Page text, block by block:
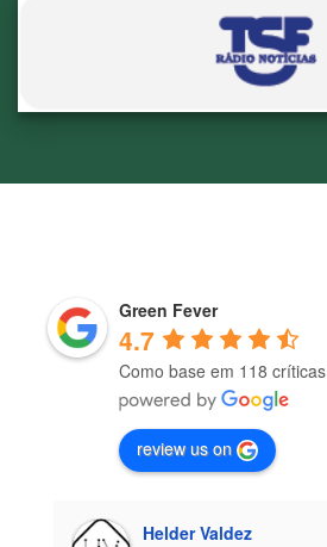
Green Fever
4.7
Como base em 118 críticas
review us on
Helder Valdez